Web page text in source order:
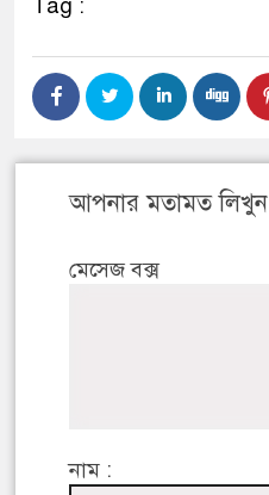
Tag :
আপনার মতামত লিখুন
মেসেজ বক্স
নাম :